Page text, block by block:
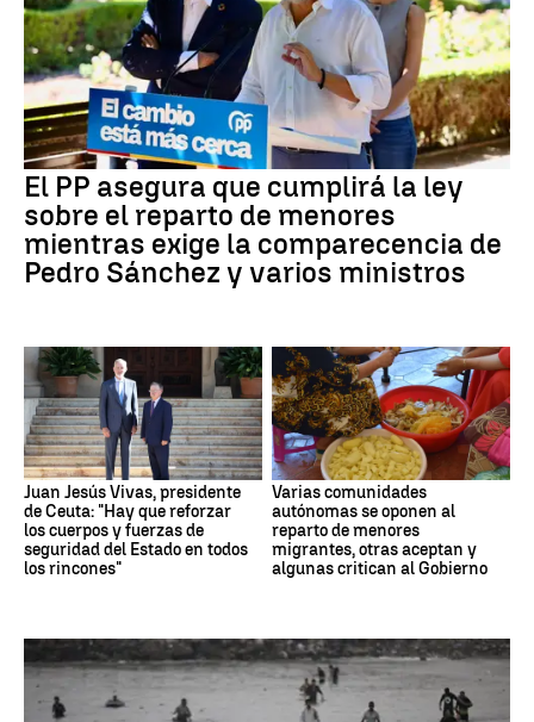
El PP asegura que cumplirá la ley
sobre el reparto de menores
mientras exige la comparecencia de
Pedro Sánchez y varios ministros
Juan Jesús Vivas, presidente
de Ceuta: "Hay que reforzar
los cuerpos y fuerzas de
seguridad del Estado en todos
los rincones"
Varias comunidades
autónomas se oponen al
reparto de menores
migrantes, otras aceptan y
algunas critican al Gobierno